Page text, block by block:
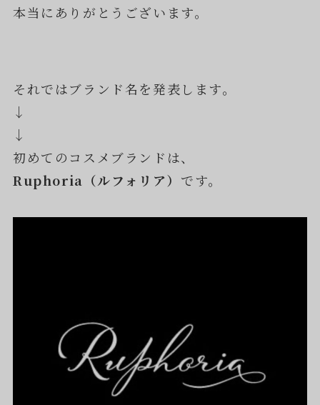
本当にありがとうございます。
それではブランド名を発表します。
↓
↓
初めてのコスメブランドは、
Ruphoria（ルフォリア） です。